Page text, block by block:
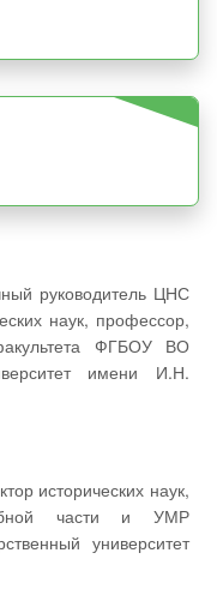
наук, профессор,
ФГБОУ ВО
имени И.Н.
части и УМР
университет